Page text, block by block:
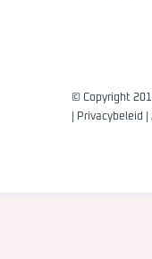
© Copyright
Privacybeleid